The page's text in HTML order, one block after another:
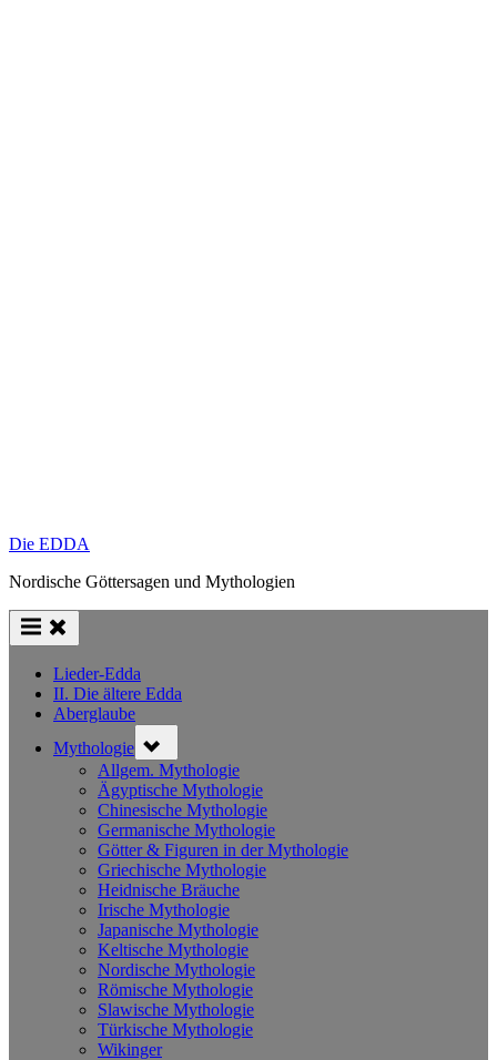
Die EDDA
Nordische Göttersagen und Mythologien
Lieder-Edda
II. Die ältere Edda
Aberglaube
Mythologie sub-
menu
Allgem. Mythologie
Ägyptische Mythologie
Chinesische Mythologie
Germanische Mythologie
Götter & Figuren in der Mythologie
Griechische Mythologie
Heidnische Bräuche
Irische Mythologie
Japanische Mythologie
Keltische Mythologie
Nordische Mythologie
Römische Mythologie
Slawische Mythologie
Türkische Mythologie
Wikinger